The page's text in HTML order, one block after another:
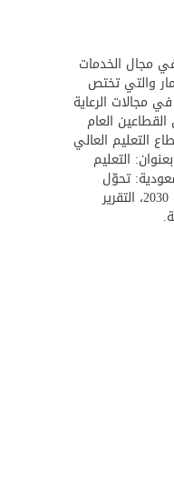
مجال الخدمات
والتي تختص
مجالات الرعاية
العام
التعليم العالي
التعليم
تحوّل
الطلب تماشياً مع رؤية المملكة 2030، التقرير